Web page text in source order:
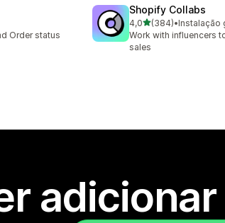
Order status
Shopify Collabs
4,0de 5 estrelas
(384)
384 total de avaliações
•Instalação
Work with influencers
sales